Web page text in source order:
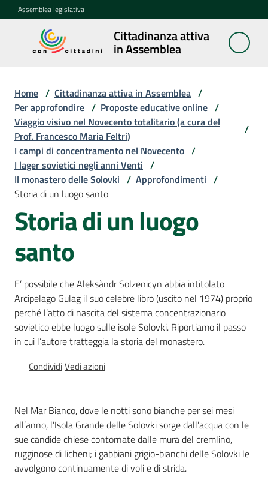
Vai al contenuto
Vai alla navigazione
Vai al footer
Assemblea legislativa
Cittadinanza attiva
in Assemblea
Cittadinanza
attiva in
Concittadini
Porte
aperte
in
Assemblea
Mostre
itineranti
Percorsi
sulla
memoria
Home / Cittadinanza attiva in Assemblea /
Per approfondire / Proposte educative online /
Viaggio visivo nel Novecento totalitario (a cura del
Prof. Francesco Maria Feltri)
/
I campi di concentramento nel Novecento /
I lager sovietici negli anni Venti /
Il monastero delle Solovki / Approfondimenti /
Storia di un luogo santo
Storia di un luogo
santo
E’ possibile che Aleksàndr Solzenicyn abbia intitolato
Arcipelago Gulag il suo celebre libro (uscito nel 1974) proprio
perché l’atto di nascita del sistema concentrazionario
sovietico ebbe luogo sulle isole Solovki. Riportiamo il passo
in cui l’autore tratteggia la storia del monastero.
CondividiVedi azioni
Nel Mar Bianco, dove le notti sono bianche per sei mesi
all’anno, l’Isola Grande delle Solovki sorge dall’acqua con le
sue candide chiese contornate dalle mura del cremlino,
rugginose di licheni; i gabbiani grigio-bianchi delle Solovki le
avvolgono continuamente di voli e di strida.